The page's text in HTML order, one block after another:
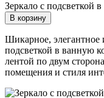
Зеркало с подсветкой
В корзину
Шикарное, элегантное
подсветкой в ванную
лентой по двум
помещения и стиля